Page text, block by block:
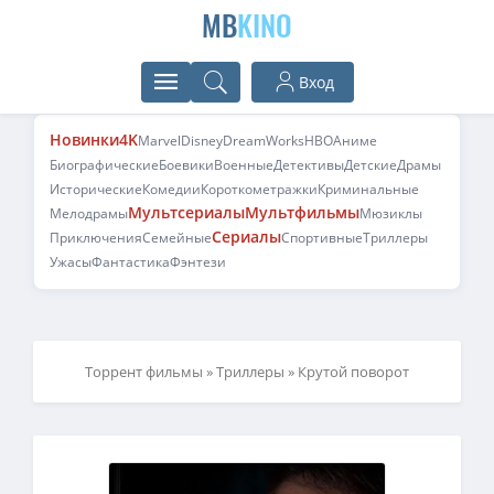
MBKINO
Вход
Новинки4KMarvelDisneyDreamWorksHBOАниме
БиографическиеБоевикиВоенныеДетективыДетскиеДрамы
ИсторическиеКомедииКороткометражкиКриминальные
МелодрамыМультсериалыМультфильмыМюзиклы
ПриключенияСемейныеСериалыСпортивныеТриллеры
УжасыФантастикаФэнтези
Торрент фильмы »Триллеры » Крутой поворот